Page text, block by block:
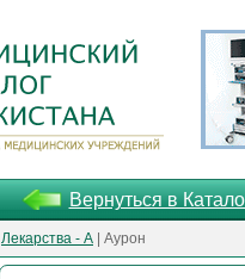
Вернуться в
Лекарства - А | Аурон